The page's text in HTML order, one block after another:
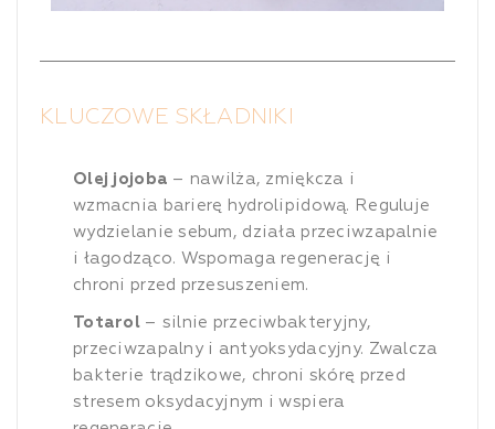
KLUCZOWE SKŁADNIKI
Olej jojoba – nawilża, zmiękcza i
wzmacnia barierę hydrolipidową. Reguluje
wydzielanie sebum, działa przeciwzapalnie
i łagodząco. Wspomaga regenerację i
chroni przed przesuszeniem.
Totarol– silnie przeciwbakteryjny,
przeciwzapalny i antyoksydacyjny. Zwalcza
bakterie trądzikowe, chroni skórę przed
stresem oksydacyjnym i wspiera